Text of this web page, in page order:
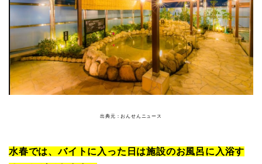
出典元：おんせんニュース
水春では、バイトに入った日は施設のお風呂に入浴す